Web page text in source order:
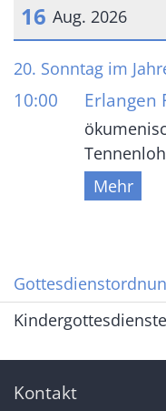
16 Aug. 2026
Datum: 16. August
20. Sonntag im
10:00 Erlangen
Mehr
Kindergottesdienste
Kontakt